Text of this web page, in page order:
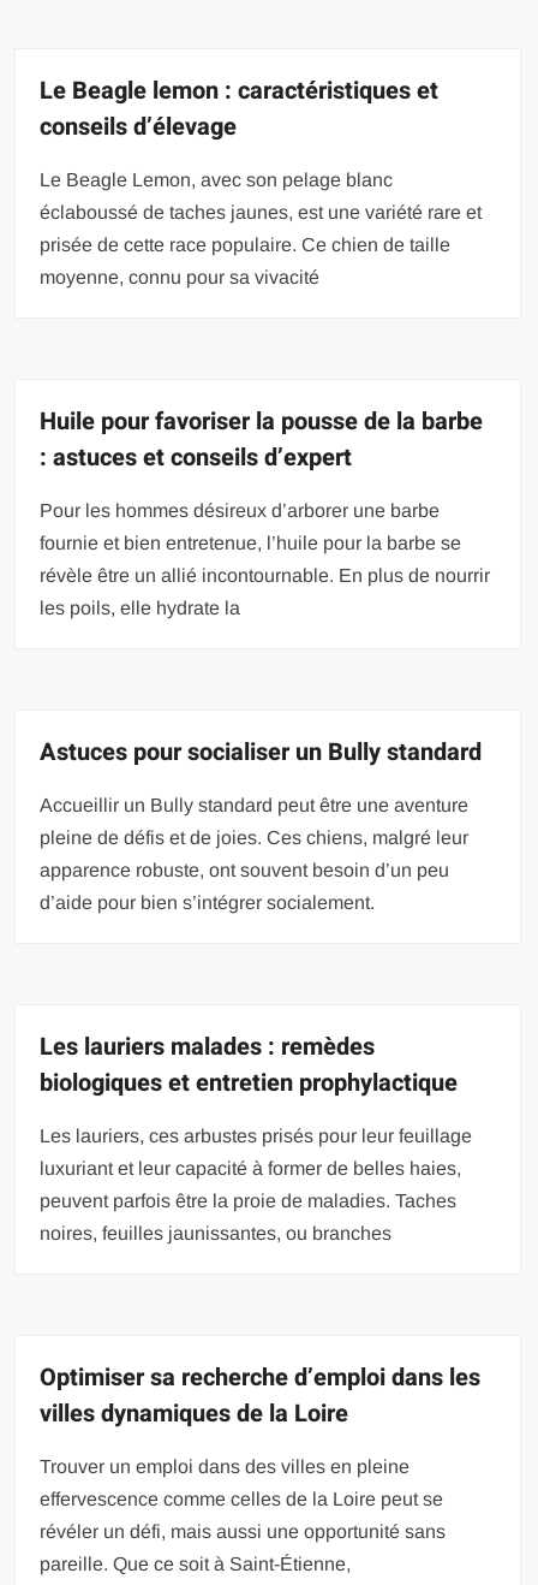
Le Beagle lemon : caractéristiques et
conseils d’élevage
Le Beagle Lemon, avec son pelage blanc
éclaboussé de taches jaunes, est une variété rare et
prisée de cette race populaire. Ce chien de taille
moyenne, connu pour sa vivacité
Huile pour favoriser la pousse de la barbe
: astuces et conseils d’expert
Pour les hommes désireux d’arborer une barbe
fournie et bien entretenue, l’huile pour la barbe se
révèle être un allié incontournable. En plus de nourrir
les poils, elle hydrate la
Astuces pour socialiser un Bully standard
Accueillir un Bully standard peut être une aventure
pleine de défis et de joies. Ces chiens, malgré leur
apparence robuste, ont souvent besoin d’un peu
d’aide pour bien s’intégrer socialement.
Les lauriers malades : remèdes
biologiques et entretien prophylactique
Les lauriers, ces arbustes prisés pour leur feuillage
luxuriant et leur capacité à former de belles haies,
peuvent parfois être la proie de maladies. Taches
noires, feuilles jaunissantes, ou branches
Optimiser sa recherche d’emploi dans les
villes dynamiques de la Loire
Trouver un emploi dans des villes en pleine
effervescence comme celles de la Loire peut se
révéler un défi, mais aussi une opportunité sans
pareille. Que ce soit à Saint-Étienne,